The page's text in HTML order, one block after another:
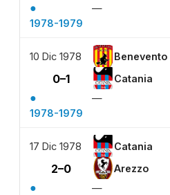
●
—
1978-1979
10 Dic 1978 Benevento
0–1 Catania
●
—
1978-1979
17 Dic 1978 Catania
2–0 Arezzo
●
—